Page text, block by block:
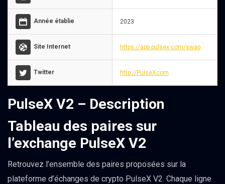
Année établie 2023
Site Internet https://app.pulsex.com/swap
Twitter http://PulseXcom
PulseX V2 – Description
Tableau des paires sur
l’exchange PulseX V2
Retrouvez l’ensemble des paires proposées sur la
plateforme d’échanges de crypto PulseX V2. Chaque ligne